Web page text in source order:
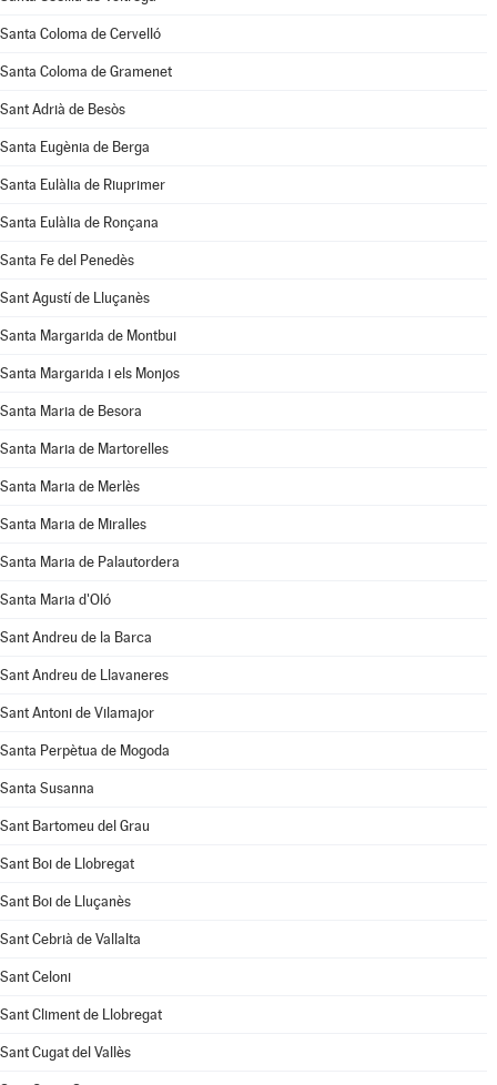
Santa Coloma de Cervelló
Santa Coloma de Gramenet
Sant Adrià de Besòs
Santa Eugènia de Berga
Santa Eulàlia de Riuprimer
Santa Eulàlia de Ronçana
Santa Fe del Penedès
Sant Agustí de Lluçanès
Santa Margarida de Montbui
Santa Margarida i els Monjos
Santa Maria de Besora
Santa Maria de Martorelles
Santa Maria de Merlès
Santa Maria de Miralles
Santa Maria de Palautordera
Santa Maria d'Oló
Sant Andreu de la Barca
Sant Andreu de Llavaneres
Sant Antoni de Vilamajor
Santa Perpètua de Mogoda
Santa Susanna
Sant Bartomeu del Grau
Sant Boi de Llobregat
Sant Boi de Lluçanès
Sant Cebrià de Vallalta
Sant Celoni
Sant Climent de Llobregat
Sant Cugat del Vallès